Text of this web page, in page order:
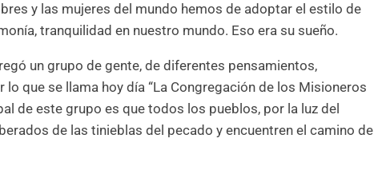
y las mujeres del mundo hemos de adoptar el estilo de
tranquilidad en nuestro mundo. Eso era su sueño.
un grupo de gente, de diferentes pensamientos,
lo que se llama hoy día “La Congregación de los Misioneros
de este grupo es que todos los pueblos, por la luz del
de las tinieblas del pecado y encuentren el camino de